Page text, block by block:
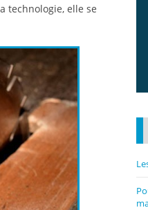
technologie, elle se